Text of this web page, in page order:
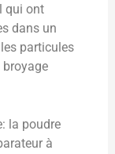
qui ont
dans un
particules
la poudre
à